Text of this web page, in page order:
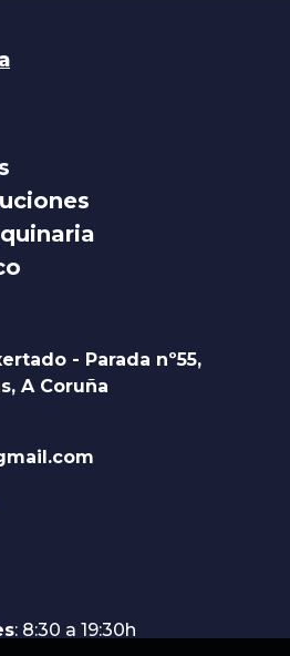
- Parada nº55,
A Coruña
: 8:30 a 19:30h